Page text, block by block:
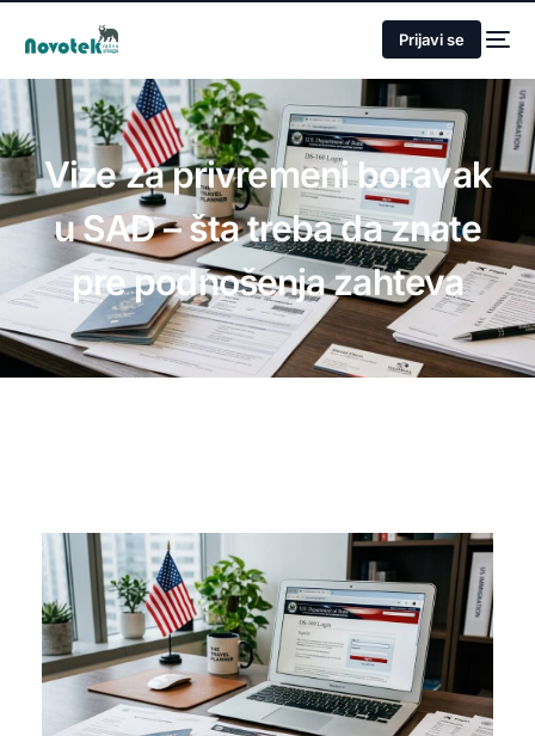
Prijavi se
Vize za privremeni boravak
u SAD – šta treba da znate
pre podnošenja zahteva